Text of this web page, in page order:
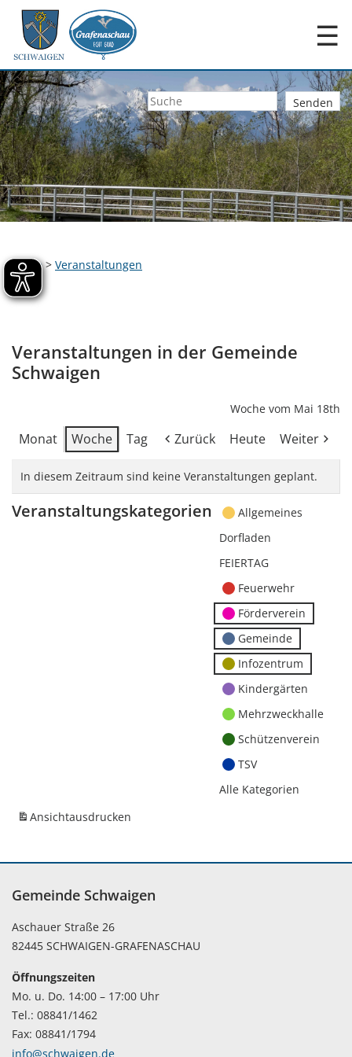
☰
Home> Veranstaltungen
Veranstaltungen in der Gemeinde
Schwaigen
Woche vom Mai 18th
Monat Woche Tag Zurück Heute Weiter
In diesem Zeitraum sind keine Veranstaltungen geplant.
Veranstaltungskategorien
Allgemeines
Dorfladen
FEIERTAG
Feuerwehr
Förderverein
Gemeinde
Infozentrum
Kindergärten
Mehrzweckhalle
Schützenverein
TSV
Alle Kategorien
Ansichtausdrucken
Gemeinde Schwaigen
Aschauer Straße 26
82445 SCHWAIGEN-GRAFENASCHAU
Öffnungszeiten
Mo. u. Do. 14:00 – 17:00 Uhr
Tel.: 08841/1462
Fax: 08841/1794
info@schwaigen.de